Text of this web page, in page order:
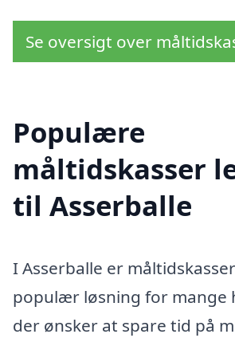
Se oversigt over
Populære
måltidskasser
til Asserballe
I Asserballe er
populær løsning for mange
der ønsker at spare tid på